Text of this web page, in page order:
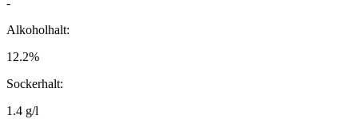
-
Alkoholhalt:
12.2%
Sockerhalt:
1.4 g/l